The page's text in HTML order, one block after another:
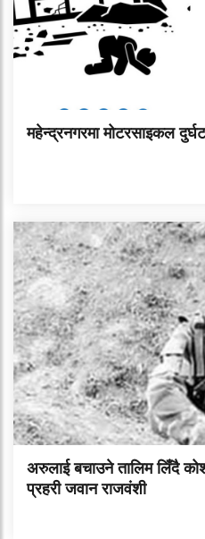
महेन्द्रनगरमा मोटरसाइकल
अरुलाई बचाउने तालिम लिँदै
प्रहरी जवान राजवंशी